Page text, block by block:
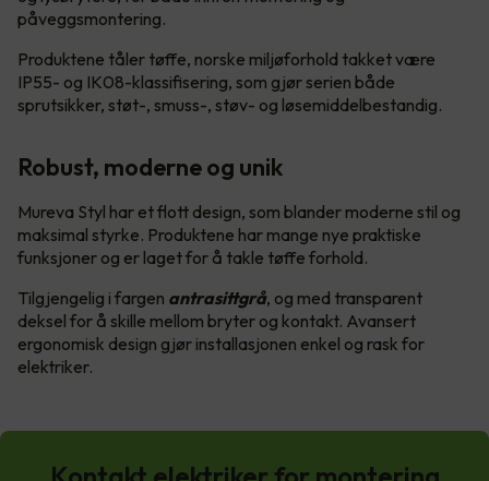
påveggsmontering.
Produktene tåler tøffe, norske miljøforhold takket være
IP55- og IK08-klassifisering, som gjør serien både
sprutsikker, støt-, smuss-, støv- og løsemiddelbestandig.
Robust, moderne og unik
Mureva Styl har et flott design, som blander moderne stil og
maksimal styrke. Produktene har mange nye praktiske
funksjoner og er laget for å takle tøffe forhold.
Tilgjengelig i fargen antrasittgrå, og med transparent
deksel for å skille mellom bryter og kontakt. Avansert
ergonomisk design gjør installasjonen enkel og rask for
elektriker.